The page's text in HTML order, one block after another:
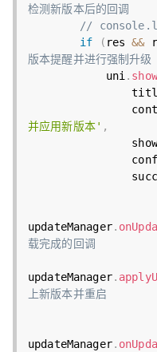
检测新版本后的回调
//
if
( res &&
版本提醒并进行强制升级
            uni
.
并应用新版本' ,
updateManager.
载完成的回调
updateManager.
上新版本并重启
updateManager.